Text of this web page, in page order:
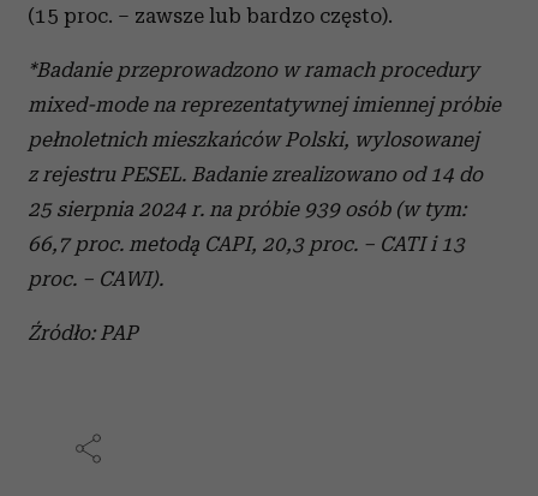
(15 proc. – zawsze lub bardzo często).
*Badanie przeprowadzono w ramach procedury
mixed-mode na reprezentatywnej imiennej próbie
pełnoletnich mieszkańców Polski, wylosowanej
z rejestru PESEL. Badanie zrealizowano od 14 do
25 sierpnia 2024 r. na próbie 939 osób (w tym:
66,7 proc. metodą CAPI, 20,3 proc. – CATI i 13
proc. – CAWI).
Źródło: PAP